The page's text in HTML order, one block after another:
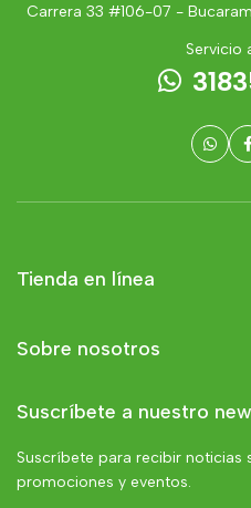
Carrera 33 #106-07 -
Servicio
Tienda en línea
Sobre nosotros
Suscríbete a nuestro
Suscríbete para recibir
promociones y eventos.